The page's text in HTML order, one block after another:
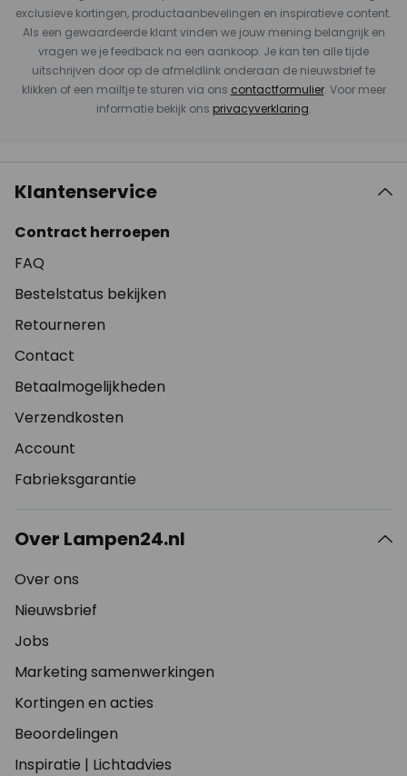
exclusieve kortingen, productaanbevelingen en inspiratieve content.
Als een gewaardeerde klant vinden we jouw mening belangrijk en
vragen we je feedback na een aankoop. Je kan ten alle tijde
uitschrijven door op de afmeldlink onderaan de nieuwsbrief te
klikken of een mailtje te sturen via ons contactformulier. Voor meer
informatie bekijk ons privacyverklaring.
Klantenservice
Contract herroepen
FAQ
Bestelstatus bekijken
Retourneren
Contact
Betaalmogelijkheden
Verzendkosten
Account
Fabrieksgarantie
Over Lampen24.nl
Over ons
Nieuwsbrief
Jobs
Marketing samenwerkingen
Kortingen en acties
Beoordelingen
Inspiratie | Lichtadvies